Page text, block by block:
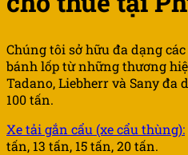
Chúng tôi sở hữu đa dạng
bánh lốp từ những thương
Tadano, Liebherr và Sany đa
100 tấn.
Xe tải gắn cẩu (xe cẩu thùng):
tấn, 13 tấn, 15 tấn, 20 tấn.